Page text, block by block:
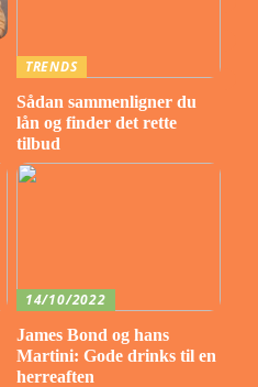
TRENDS
Sådan sammenligner du
lån og finder det rette
tilbud
14/10/2022
James Bond og hans
Martini: Gode drinks til en
herreaften